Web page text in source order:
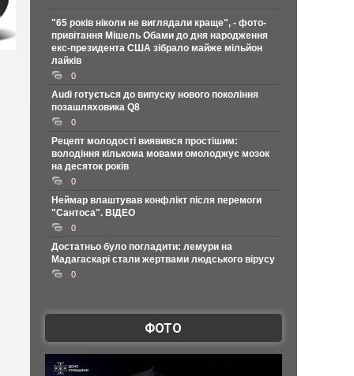
"65 років ніколи не виглядали краще", - фото-
привітання Мішель Обами до дня народження
екс-президента США зібрало майже мільйон
лайків
0
Audi готується до випуску нового покоління
позашляховика Q8
0
Рецепт молодості виявився простішим:
володіння кількома мовами омолоджує мозок
на десяток років
0
Неймар влаштував конфлікт після перемоги
"Сантоса". ВІДЕО
0
Достатньо було погладити: лемури на
Мадагаскарі стали жертвами людського вірусу
0
ФОТО